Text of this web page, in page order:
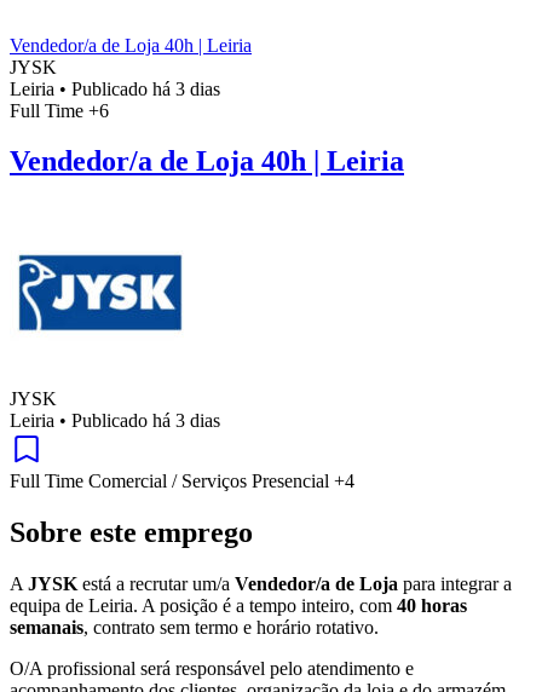
Vendedor/a de Loja 40h | Leiria
JYSK
Leiria • Publicado há 3 dias
Full Time +6
Vendedor/a de Loja 40h | Leiria
JYSK
Leiria • Publicado há 3 dias
Full Time Comercial / Serviços Presencial +4
Sobre este emprego
A JYSK está a recrutar um/a Vendedor/a de Loja para integrar a
equipa de Leiria. A posição é a tempo inteiro, com 40 horas
semanais, contrato sem termo e horário rotativo.
O/A profissional será responsável pelo atendimento e